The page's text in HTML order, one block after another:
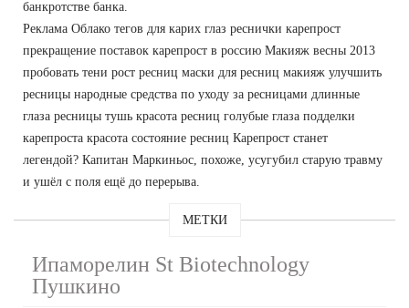
банкротстве банка.
Реклама Облако тегов для карих глаз реснички карепрост
прекращение поставок карепрост в россию Макияж весны 2013
пробовать тени рост ресниц маски для ресниц макияж улучшить
ресницы народные средства по уходу за ресницами длинные
глаза ресницы тушь красота ресниц голубые глаза подделки
карепроста красота состояние ресниц Карепрост станет
легендой? Капитан Маркиньос, похоже, усугубил старую травму
и ушёл с поля ещё до перерыва.
МЕТКИ
Ипаморелин St Biotechnology
Пушкино